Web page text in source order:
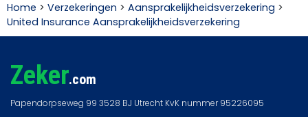
Home > Verzekeringen > Aansprakelijkheidsverzekering >
United Insurance Aansprakelijkheidsverzekering
Zeker.com